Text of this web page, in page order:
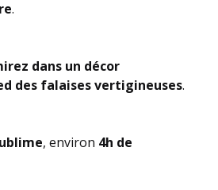
.
dans un décor
des falaises vertigineuses.
, environ 4h de